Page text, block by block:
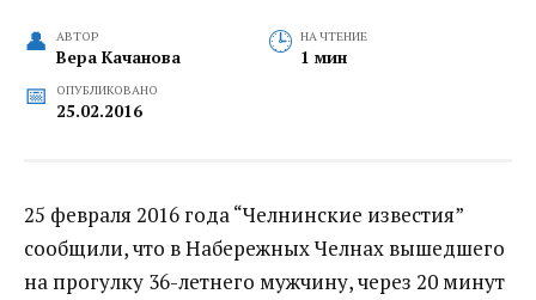
АВТОР
Вера Качанова
НА ЧТЕНИЕ
1 мин
ОПУБЛИКОВАНО
25.02.2016
25 февраля 2016 года “Челнинские известия”
сообщили, что в Набережных Челнах вышедшего
на прогулку 36-летнего мужчину, через 20 минут